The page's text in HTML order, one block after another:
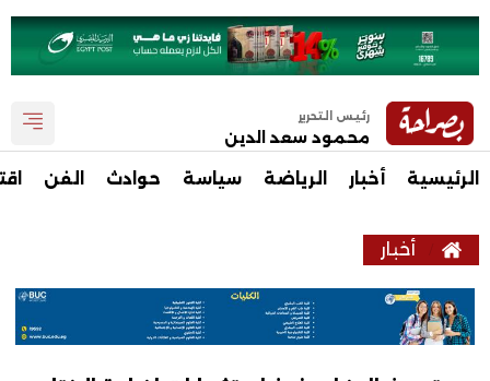
رئيس التحرير
محمود سعد الدين
الرئيسية أخبار الرياضة سياسة حوادث الفن
أخبار